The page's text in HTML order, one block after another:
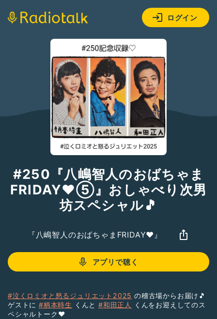
ログイン
#250『八嶋智人のおばちゃま
FRIDAY❤⑤』おしゃべり次男
坊スペシャル🎵
『八嶋智人のおばちゃまFRIDAY❤️』
アプリで聴く
#泣くロミオと怒るジュリエット2025 の稽古場からお届け🎵
ゲストに #柄本時生 くんと #和田正人
くんをお迎えしてのス
ペシャルトーク❤